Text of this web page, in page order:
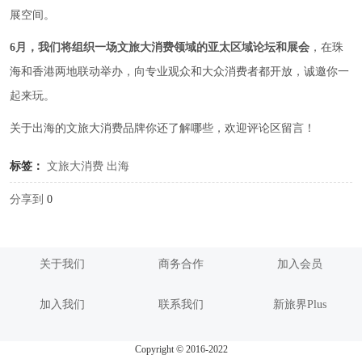
展空间。
6月，我们将组织一场文旅大消费领域的亚太区域论坛和展会 ，在珠
海和香港两地联动举办，向专业观众和大众消费者都开放，诚邀你一
起来玩。
关于出海的文旅大消费品牌你还了解哪些，欢迎评论区留言！
标签： 文旅大消费 出海
分享到 0
关于我们
加入我们
商务合作
联系我们
加入会员
新旅界Plus
Copyright © 2016-2022